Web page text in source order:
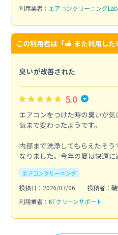
利用業者： エアコンクリーニング
この利用者は「 また利用した
臭いが改善された
5.0
エアコンをつけた時の臭いが
気まで変わったようです。
内部まで洗浄してもらえたそう
なりました。今年の夏は快適に
エアコンクリーニング
投稿日：2026/07/06
投稿者：
利用業者： KTクリーンサポート